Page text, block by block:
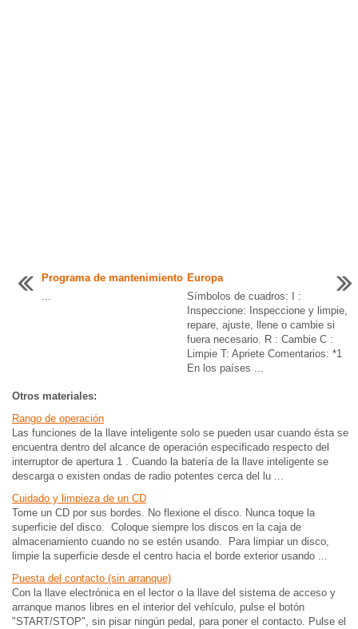
Programa de mantenimiento
...
Europa
Símbolos de cuadros: I :
Inspeccione: Inspeccione y limpie,
repare, ajuste, llene o cambie si
fuera necesario. R : Cambie C :
Limpie T: Apriete Comentarios: *1
En los países ...
Otros materiales:
Rango de operación
Las funciones de la llave inteligente solo se pueden usar cuando ésta se
encuentra dentro del alcance de operación especificado respecto del
interruptor de apertura 1 . Cuando la batería de la llave inteligente se
descarga o existen ondas de radio potentes cerca del lu ...
Cuidado y limpieza de un CD
Tome un CD por sus bordes. No flexione el disco. Nunca toque la
superficie del disco. Coloque siempre los discos en la caja de
almacenamiento cuando no se estén usando. Para limpiar un disco,
limpie la superficie desde el centro hacia el borde exterior usando ...
Puesta del contacto (sin arranque)
Con la llave electrónica en el lector o la llave del sistema de acceso y
arranque manos libres en el interior del vehículo, pulse el botón
"START/STOP", sin pisar ningún pedal, para poner el contacto. Pulse el